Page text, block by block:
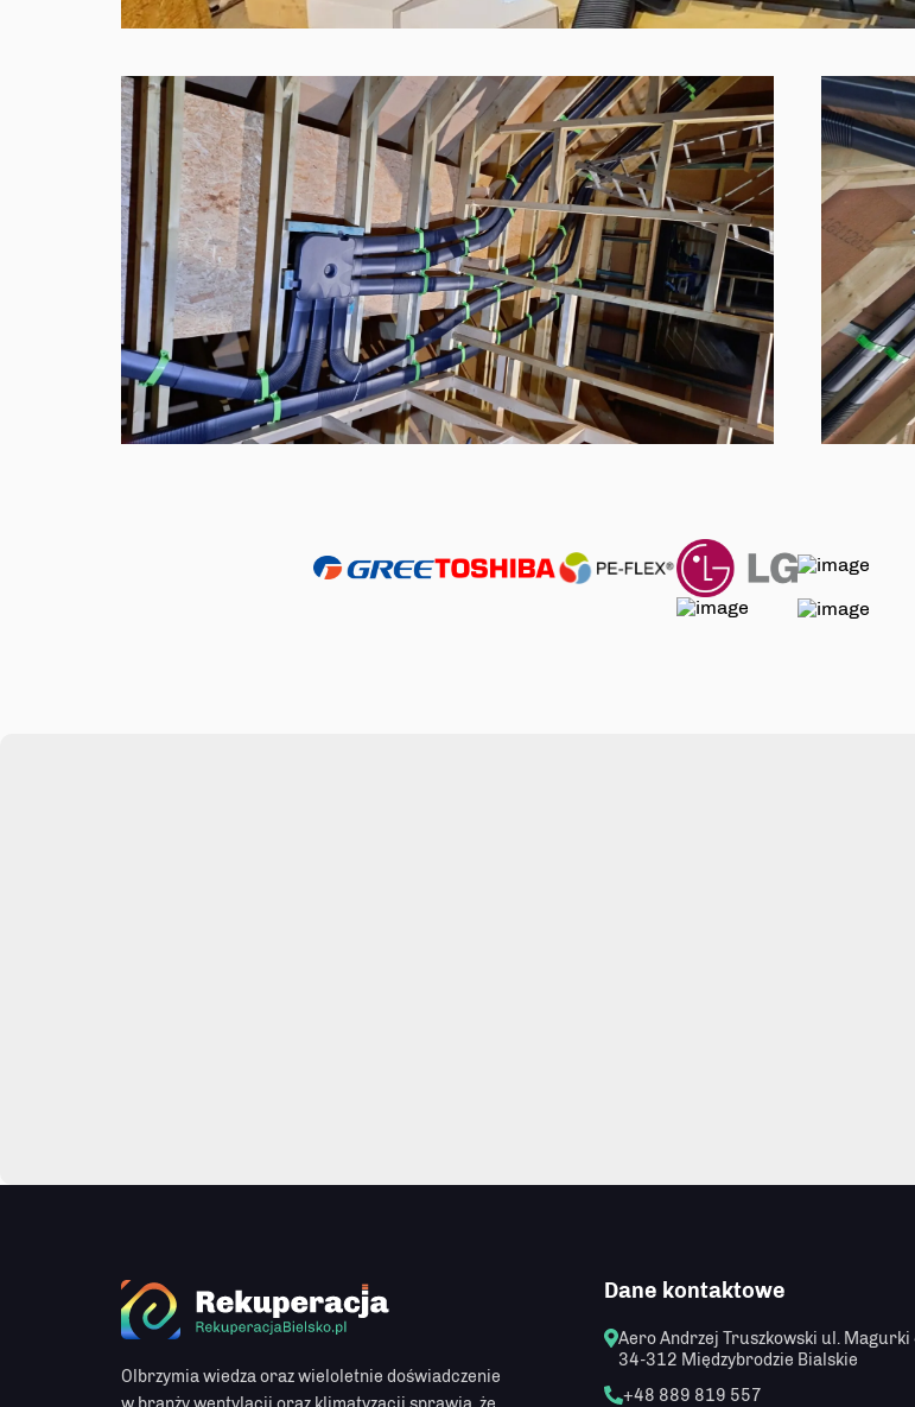
Olbrzymia wiedza oraz wieloletnie doświadczenie
Dane kontaktowe
Aero Andrzej Truszkowski ul. Magurki
34-312 Międzybrodzie Bialskie
+48 889 819 557